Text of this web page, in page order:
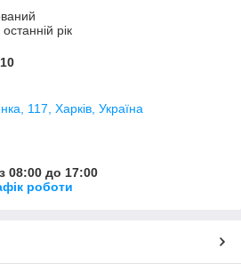
рік
117, Харків, Україна
08:00 до 17:00
роботи